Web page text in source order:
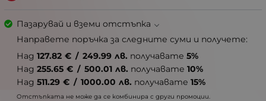
Пазарувай и вземи отстъпка
Направете поръчка за следните суми и получете:
Над 127.82 € / 249.99 лв. получавате 5%
Над 255.65 € / 500.01 лв. получавате 10%
Над 511.29 € / 1000.00 лв. получавате 15%
Отстъпката не може да се комбинира с други промоции.